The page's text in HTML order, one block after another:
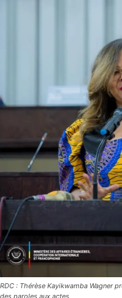
RDC : Thérèse Kayikwamba Wagner
des paroles aux actes